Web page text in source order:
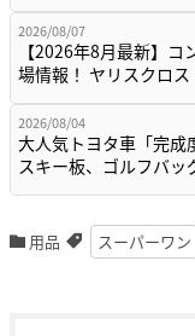
2026/08/07
【2026年8月最新】コ
場情報！ ヤリスクロ
2026/08/04
大人気トヨタ車「完成
スキー板、ゴルフバ
用品 スーパーワン